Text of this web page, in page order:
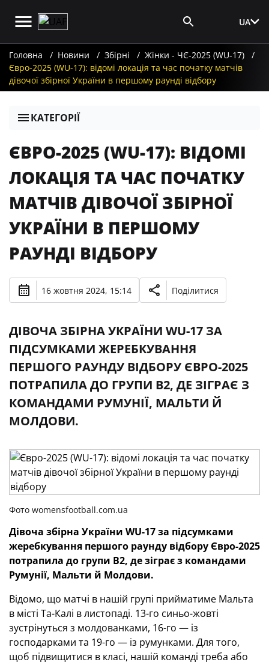
UA
Головна Новини Збірні
Жінки - ЧЄ-2025 (WU-17)
Євро-2025 (WU-17): відомі локація та час початку матчів
дівочої збірної України в першому раунді відбору
КАТЕГОРІЇ
ЄВРО-2025 (WU-17): ВІДОМІ
ЛОКАЦІЯ ТА ЧАС ПОЧАТКУ
МАТЧІВ ДІВОЧОЇ ЗБІРНОЇ
УКРАЇНИ В ПЕРШОМУ
РАУНДІ ВІДБОРУ
16 жовтня 2024, 15:14 Поділитися
ДІВОЧА ЗБІРНА УКРАЇНИ WU-17 ЗА
ПІДСУМКАМИ ЖЕРЕБКУВАННЯ
ПЕРШОГО РАУНДУ ВІДБОРУ ЄВРО-2025
ПОТРАПИЛА ДО ГРУПИ В2, ДЕ ЗІГРАЄ З
КОМАНДАМИ РУМУНІЇ, МАЛЬТИ Й
МОЛДОВИ.
Фото womensfootball.com.ua
Дівоча збірна України WU-17 за підсумками
жеребкування першого раунду відбору Євро-2025
потрапила до групи В2, де зіграє з командами
Румунії, Мальти й Молдови.
Відомо, що матчі в нашій групі прийматиме Мальта
в місті Та-Калі в листопаді. 13-го синьо-жовті
зустрінуться з молдованками, 16-го — із
господарками та 19-го — із румунками. Для того,
щоб підвищитися в класі, нашій команді треба або